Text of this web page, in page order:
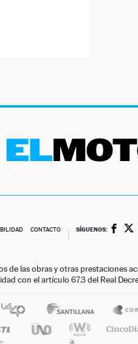
CONTACTO SÍGUENOS:
de las obras y otras
con el artículo 67.3 del Real